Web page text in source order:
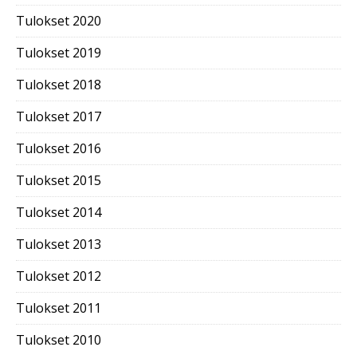
Tulokset 2020
Tulokset 2019
Tulokset 2018
Tulokset 2017
Tulokset 2016
Tulokset 2015
Tulokset 2014
Tulokset 2013
Tulokset 2012
Tulokset 2011
Tulokset 2010